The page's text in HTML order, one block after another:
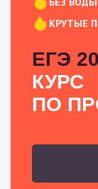
КРУТЫЕ
ЕГЭ
КУРС
ПО